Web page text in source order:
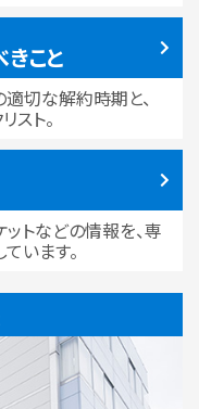
こと
切な解約時期と、
スト。
トなどの情報を、専
います。